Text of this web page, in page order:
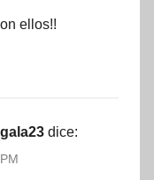
ellos!!
dice: